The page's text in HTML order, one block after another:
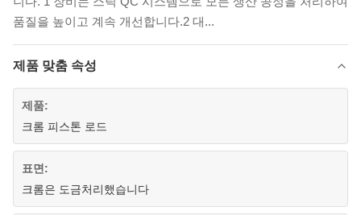
품질을 높이고 계속 개선합니다.2 대...
제품 맞춤 속성
제품:
크롬 피스톤 로드
표면:
크롬은 도금처리했습니다